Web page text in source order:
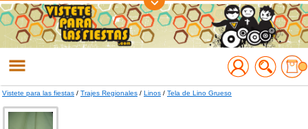
Regístrate
Accede
Vistete para las fiestas / Trajes Regionales / Linos / Tela de Lino Grueso